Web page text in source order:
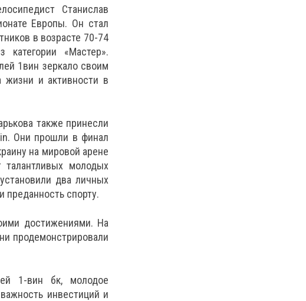
Станислав
Европы. Он стал
в возрасте 70-74
«Мастер».
1вин зеркало своим
жизни и активности в
также принесли
Они прошли в финал
на мировой арене
молодых
два личных
преданность спорту.
достижениями. На
продемонстрировали
1-вин бк, молодое
инвестиций и